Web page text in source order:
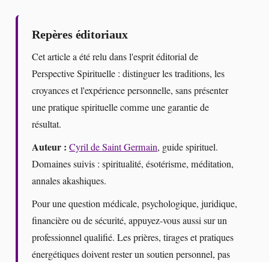
Repères éditoriaux
Cet article a été relu dans l'esprit éditorial de
Perspective Spirituelle : distinguer les traditions, les
croyances et l'expérience personnelle, sans présenter
une pratique spirituelle comme une garantie de
résultat.
Auteur : Cyril de Saint Germain, guide spirituel.
Domaines suivis : spiritualité, ésotérisme, méditation,
annales akashiques.
Pour une question médicale, psychologique, juridique,
financière ou de sécurité, appuyez-vous aussi sur un
professionnel qualifié. Les prières, tirages et pratiques
énergétiques doivent rester un soutien personnel, pas